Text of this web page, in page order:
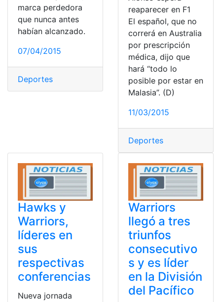
marca perdedora
que nunca antes
habían alcanzado.
07/04/2015
Deportes
reaparecer en F1
El español, que no
correrá en Australia
por prescripción
médica, dijo que
hará “todo lo
posible por estar en
Malasia”. (D)
11/03/2015
Deportes
Hawks y
Warriors,
líderes en
sus
respectivas
conferencias
Nueva jornada
Warriors
llegó a tres
triunfos
consecutivo
s y es líder
en la División
del Pacífico